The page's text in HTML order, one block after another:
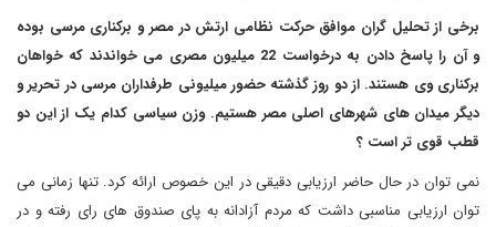
برخی از تحلیل گران موافق حرکت نظامی ارتش در مصر و برکناری مرسی بوده
و آن را پاسخ دادن به درخواست 22 میلیون مصری می خواندند که خواهان
برکناری وی هستند. از دو روز گذشته حضور میلیونی طرفداران مرسی در تحریر و
دیگر میدان های شهرهای اصلی مصر هستیم. وزن سیاسی کدام یک از این دو
قطب قوی تراست ؟
نمی توان در حال حاضر ارزیابی دقیقی در این خصوص ارائه کرد. تنها زمانی می
توان ارزیابی مناسبی داشت که مردم آزادانه به پای صندوق های رای رفته و در